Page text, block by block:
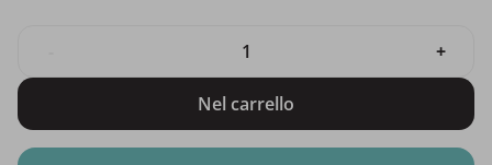
+
Nel carrello